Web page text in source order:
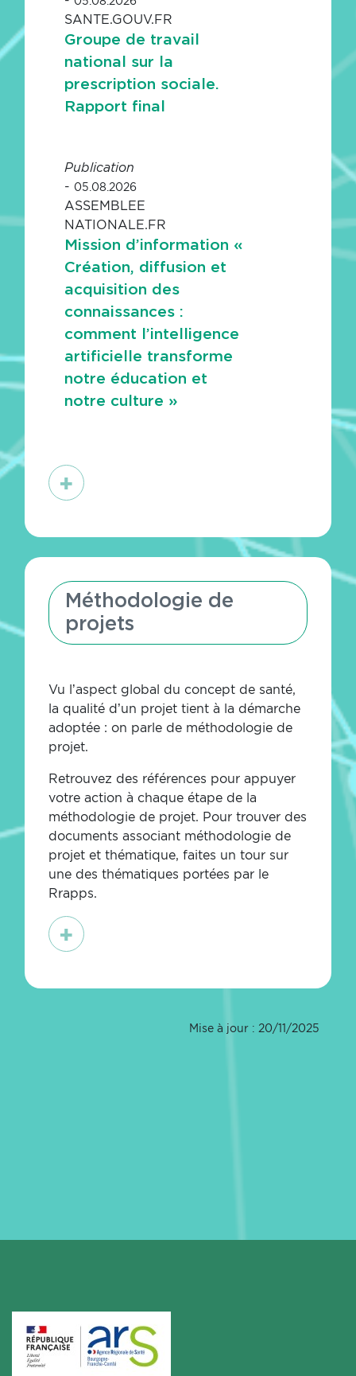
SANTE.GOUV.FR
Groupe de travail
national sur la
prescription sociale.
Rapport final
Publication
- 05.08.2026
ASSEMBLEE
NATIONALE.FR
Mission d’information «
Création, diffusion et
acquisition des
connaissances :
comment l’intelligence
artificielle transforme
notre éducation et
notre culture »
En
savoir
Méthodologie de
projets
Vu l’aspect global du concept de santé,
la qualité d’un projet tient à la démarche
adoptée : on parle de méthodologie de
projet.
Retrouvez des références pour appuyer
votre action à chaque étape de la
méthodologie de projet. Pour trouver des
documents associant méthodologie de
projet et thématique, faites un tour sur
une des thématiques portées par le
Rrapps.
En
savoir
Mise à jour : 20/11/2025